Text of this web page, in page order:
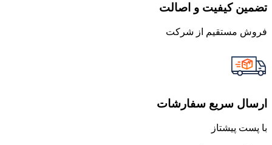
تضمین کیفیت و اصالت
فروش مستقیم از شرکت
ارسال سریع سفارشات
با پست پیشتاز